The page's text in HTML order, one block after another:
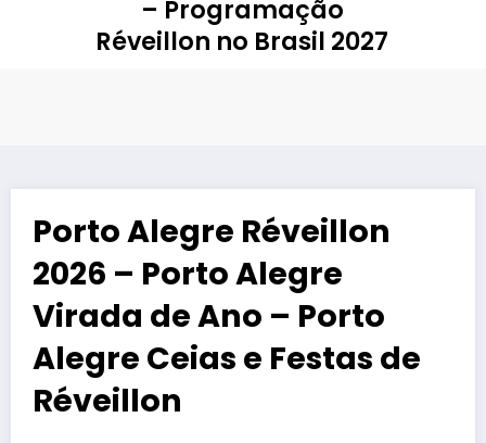
– Programação
Réveillon no Brasil 2027
Porto Alegre Réveillon
2026 – Porto Alegre
Virada de Ano – Porto
Alegre Ceias e Festas de
Réveillon